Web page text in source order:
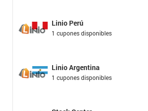
Linio Perú
1 cupones disponibles
Linio Argentina
1 cupones disponibles